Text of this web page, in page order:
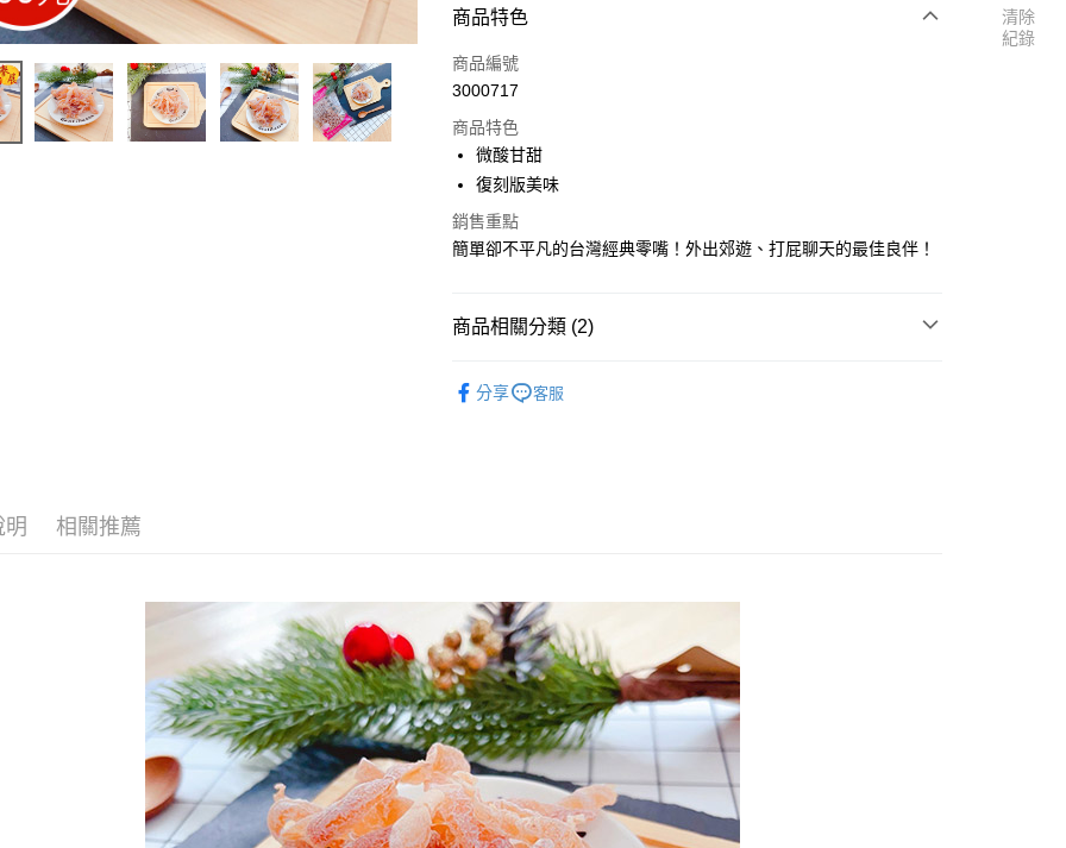
付款方式
信用卡一次付款
LINE Pay
Apple Pay
街口支付
Google Pay
付款後全家取貨
每筆NT$60，滿NT$799(含以上)免運費
7-11取貨付款
每筆NT$60，滿NT$799(含以上)免運費
付款後7-11取貨
每筆NT$60，滿NT$799(含以上)免運費
宅配到家
商品特色
商品編號
3000717
商品特色
微酸甘甜
復刻版美味
銷售重點
簡單卻不平凡的台灣經典零嘴！外出郊遊、打屁聊天的最佳良伴！
商品相關分類 (2)
分享 客服
明 相關推薦
清除
紀錄